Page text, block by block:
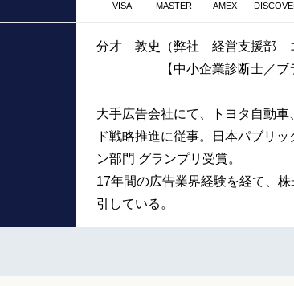
VISA MASTER AMEX
分才 敦史（弊社 経営支援部 コ
【中小企業診断士／ブラン
大手広告会社にて、トヨタ自動
ド戦略推進に従事。日本パブリ
ン部門 グランプリ受賞。
17年間の広告業界経験を経て、
引している。